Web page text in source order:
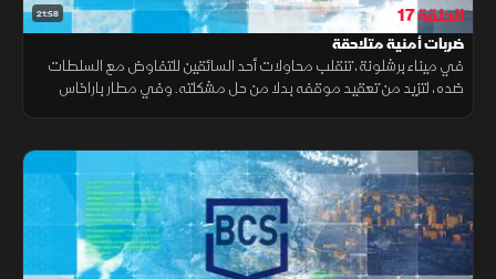
21:58 الحلقة 17
ضربات أمنية متلاحقة
في ميناء برشلونة، تنقلب محاولات أحد السائقين للتفاوض مع السلطات
ضده، لتزيد من تعقيد موقفه بدلا من حل مشكلته. وفي مطار باراخاس